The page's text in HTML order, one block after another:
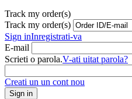
Track my order(s)
Track my order(s)
Sign inInregistrati-va
E-mail
Scrieti o parola.V-ati uitat parola?
Creati un un cont nou
Sign in